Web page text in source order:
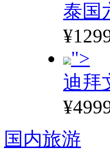
泰国
">
迪拜
国内旅游